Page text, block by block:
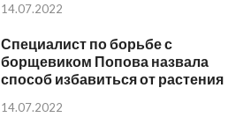
14.07.2022
Специалист по борьбе с
борщевиком Попова назвала
способ избавиться от растения
14.07.2022